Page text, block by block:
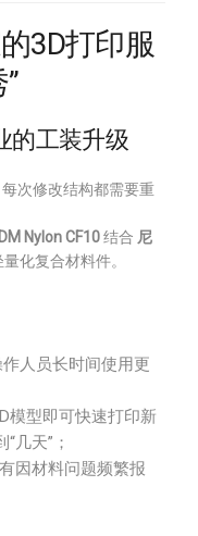
3D打印服
的工装升级
次修改结构都需要重
Nylon CF10结合 尼
化复合材料件。
人员长时间使用更
模型即可快速打印新
几天”；
因材料问题频繁报